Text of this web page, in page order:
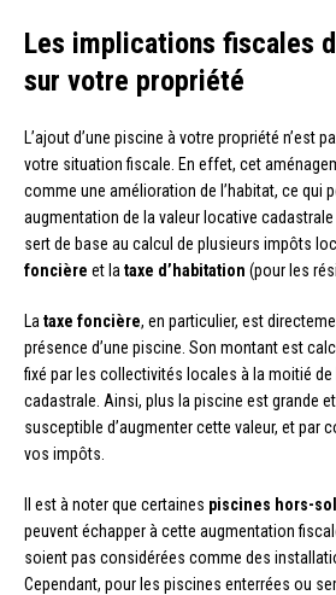
Les implications fiscales
sur votre propriété
L’ajout d’une piscine à votre propriété n’est
votre situation fiscale. En effet, cet
comme une amélioration de l’habitat, ce qui
augmentation de la valeur locative
sert de base au calcul de plusieurs impôts
foncière et la taxe d’habitation (pour les
La taxe foncière, en particulier, est
présence d’une piscine. Son montant est
fixé par les collectivités locales à la moitié de
cadastrale. Ainsi, plus la piscine est grande
susceptible d’augmenter cette valeur, et par
vos impôts.
Il est à noter que certaines piscines hors-sol
peuvent échapper à cette augmentation
soient pas considérées comme des
Cependant, pour les piscines enterrées ou